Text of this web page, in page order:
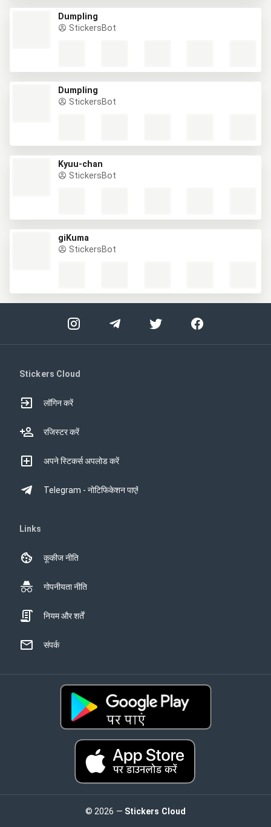
Dumpling
StickersBot
Dumpling
StickersBot
Kyuu-chan
StickersBot
giKuma
StickersBot
Stickers Cloud
लॉगिन करें
रजिस्टर करें
अपने स्टिकर्स अपलोड करें
Telegram - नोटिफिकेशन पाएं!
Links
कूकीज नीति
गोपनीयता नीति
नियम और शर्तें
संपर्क
© 2026 — Stickers Cloud